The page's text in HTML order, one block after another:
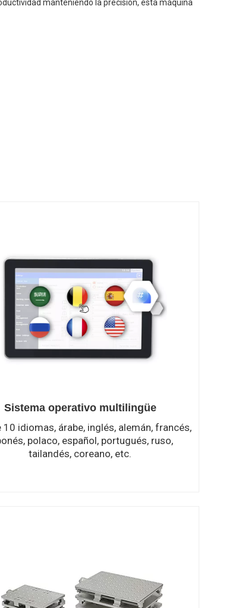
manteniendo la precisión, esta máquina
Sistema operativo multilingüe
10 idiomas, árabe, inglés, alemán, francés,
polaco, español, portugués, ruso,
tailandés, coreano, etc.